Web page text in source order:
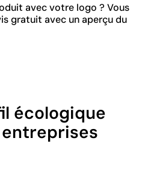
avec votre logo ? Vous
gratuit avec un aperçu du
écologique